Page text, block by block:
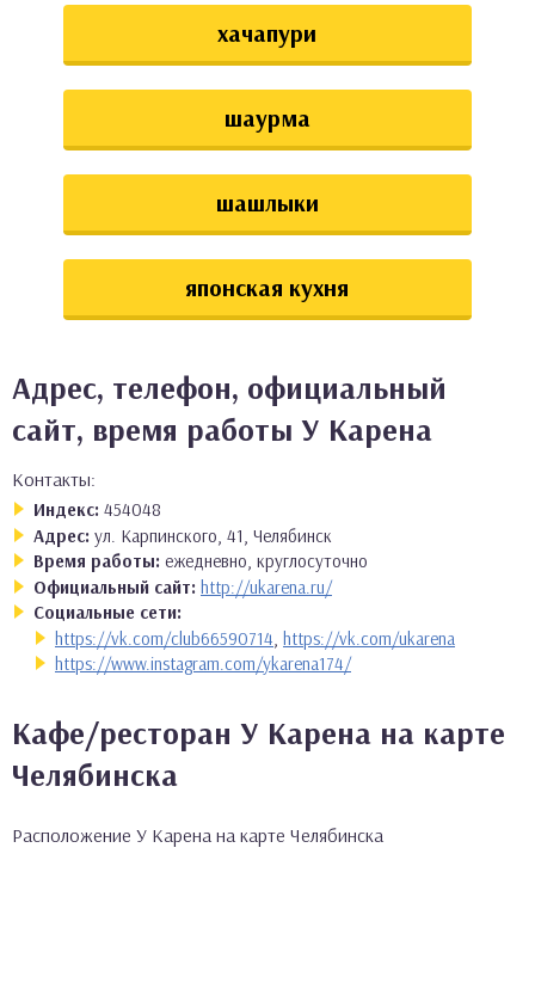
хачапури
шаурма
шашлыки
японская кухня
Адрес, телефон, официальный
сайт, время работы У Карена
Контакты:
Индекс: 454048
Адрес: ул. Карпинского, 41, Челябинск
Время работы: ежедневно, круглосуточно
Официальный сайт: http://ukarena.ru/
Социальные сети:
https://vk.com/club66590714 https://vk.com/ukarena
https://www.instagram.com/ykarena174/
Кафе/ресторан У Карена на карте
Челябинска
Расположение У Карена на карте Челябинска